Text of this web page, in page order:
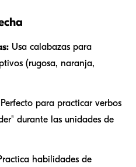
Usa calabazas para
(rugosa, naranja,
Perfecto para practicar verbos
durante las unidades de
habilidades de